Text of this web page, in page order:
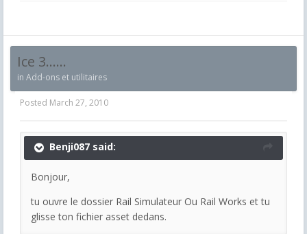
Ice 3......
in Add-ons et utilitaires
Posted March 27, 2010
Benji087 said:
Bonjour,
tu ouvre le dossier Rail Simulateur Ou Rail Works et tu
glisse ton fichier asset dedans.